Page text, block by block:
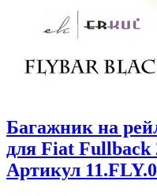
Багажник на
для Fiat
Артикул